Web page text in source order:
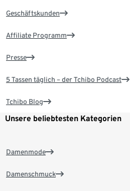
Geschäftskunden
Affiliate Programm
Presse
5 Tassen täglich – der Tchibo Podcast
Tchibo Blog
Unsere beliebtesten Kategorien
Damenmode
Damenschmuck